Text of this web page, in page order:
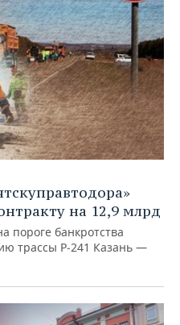
на 12,9 млрд
пороге банкротства
трассы Р‑241 Казань —